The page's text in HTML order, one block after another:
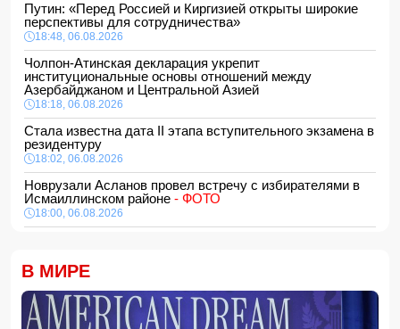
Путин: «Перед Россией и Киргизией открыты широкие
перспективы для сотрудничества»
18:48, 06.08.2026
Чолпон-Атинская декларация укрепит
институциональные основы отношений между
Азербайджаном и Центральной Азией
18:18, 06.08.2026
Стала известна дата II этапа вступительного экзамена в
резидентуру
18:02, 06.08.2026
Новрузали Асланов провел встречу с избирателями в
Исмаиллинском районе - ФОТО
18:00, 06.08.2026
16:48, 06.08.2026
Джейхун Байрамов и Андрей Сибига проводят встречу в
Киеве
16:28, 06.08.2026
В МИРЕ